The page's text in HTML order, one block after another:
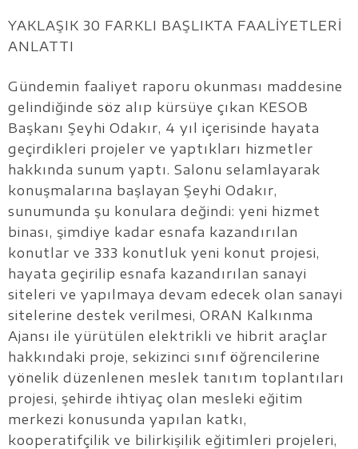
YAKLAŞIK 30 FARKLI BAŞLIKTA FAALİYETLERİ
ANLATTI
Gündemin faaliyet raporu okunması maddesine
gelindiğinde söz alıp kürsüye çıkan KESOB
Başkanı Şeyhi Odakır, 4 yıl içerisinde hayata
geçirdikleri projeler ve yaptıkları hizmetler
hakkında sunum yaptı. Salonu selamlayarak
konuşmalarına başlayan Şeyhi Odakır,
sunumunda şu konulara değindi: yeni hizmet
binası, şimdiye kadar esnafa kazandırılan
konutlar ve 333 konutluk yeni konut projesi,
hayata geçirilip esnafa kazandırılan sanayi
siteleri ve yapılmaya devam edecek olan sanayi
sitelerine destek verilmesi, ORAN Kalkınma
Ajansı ile yürütülen elektrikli ve hibrit araçlar
hakkındaki proje, sekizinci sınıf öğrencilerine
yönelik düzenlenen meslek tanıtım toplantıları
projesi, şehirde ihtiyaç olan mesleki eğitim
merkezi konusunda yapılan katkı,
kooperatifçilik ve bilirkişilik eğitimleri projeleri,